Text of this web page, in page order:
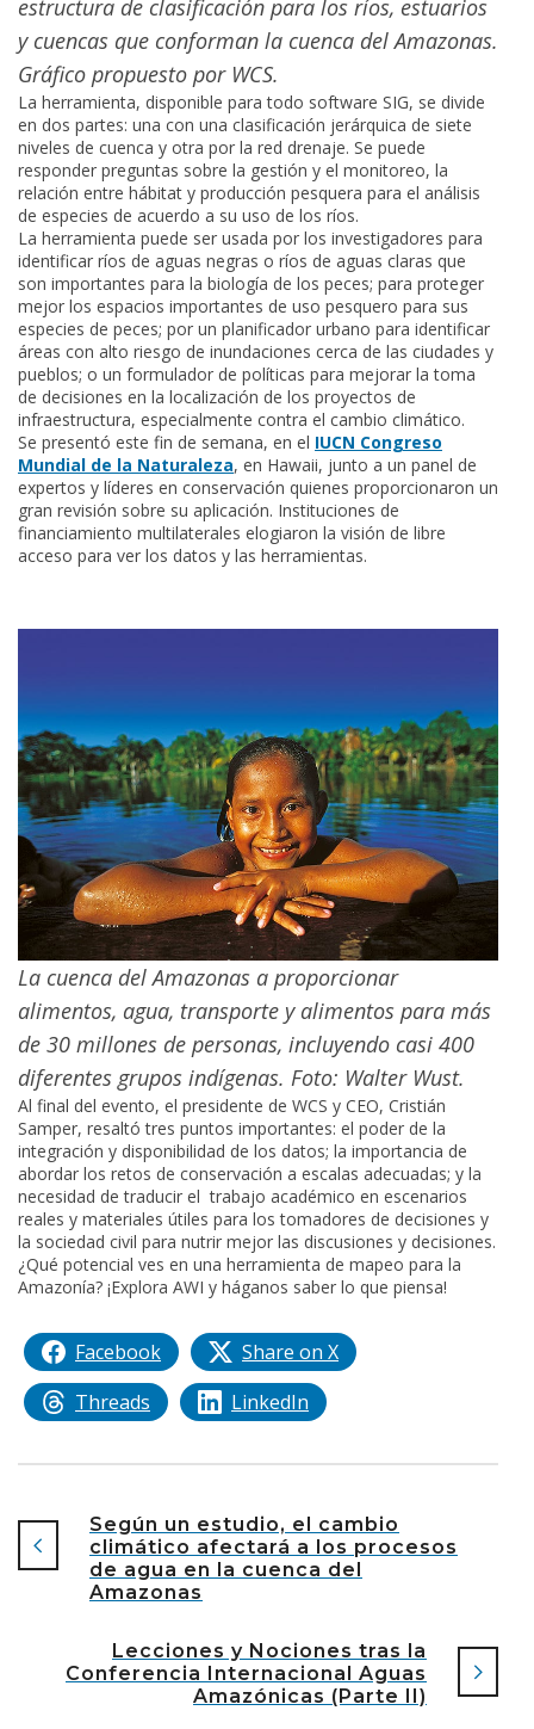
estructura de clasificación para los ríos, estuarios
y cuencas que conforman la cuenca del Amazonas.
Gráfico propuesto por WCS.
La herramienta, disponible para todo software SIG, se divide
en dos partes: una con una clasificación jerárquica de siete
niveles de cuenca y otra por la red drenaje. Se puede
responder preguntas sobre la gestión y el monitoreo, la
relación entre hábitat y producción pesquera para el análisis
de especies de acuerdo a su uso de los ríos.
La herramienta puede ser usada por los investigadores para
identificar ríos de aguas negras o ríos de aguas claras que
son importantes para la biología de los peces; para proteger
mejor los espacios importantes de uso pesquero para sus
especies de peces; por un planificador urbano para identificar
áreas con alto riesgo de inundaciones cerca de las ciudades y
pueblos; o un formulador de políticas para mejorar la toma
de decisiones en la localización de los proyectos de
infraestructura, especialmente contra el cambio climático.
Se presentó este fin de semana, en el IUCN Congreso
Mundial de la Naturaleza, en Hawaii, junto a un panel de
expertos y líderes en conservación quienes proporcionaron un
gran revisión sobre su aplicación. Instituciones de
financiamiento multilaterales elogiaron la visión de libre
acceso para ver los datos y las herramientas.
La cuenca del Amazonas a proporcionar
alimentos, agua, transporte y alimentos para más
de 30 millones de personas, incluyendo casi 400
diferentes grupos indígenas. Foto: Walter Wust.
Al final del evento, el presidente de WCS y CEO, Cristián
Samper, resaltó tres puntos importantes: el poder de la
integración y disponibilidad de los datos; la importancia de
abordar los retos de conservación a escalas adecuadas; y la
necesidad de traducir el trabajo académico en escenarios
reales y materiales útiles para los tomadores de decisiones y
la sociedad civil para nutrir mejor las discusiones y decisiones.
¿Qué potencial ves en una herramienta de mapeo para la
Amazonía? ¡Explora AWI y háganos saber lo que piensa!
Facebook
Share on X
Threads
LinkedIn
Según un estudio, el cambio
climático afectará a los procesos
de agua en la cuenca del
Amazonas
Lecciones y Nociones tras la
Conferencia Internacional Aguas
Amazónicas (Parte II)